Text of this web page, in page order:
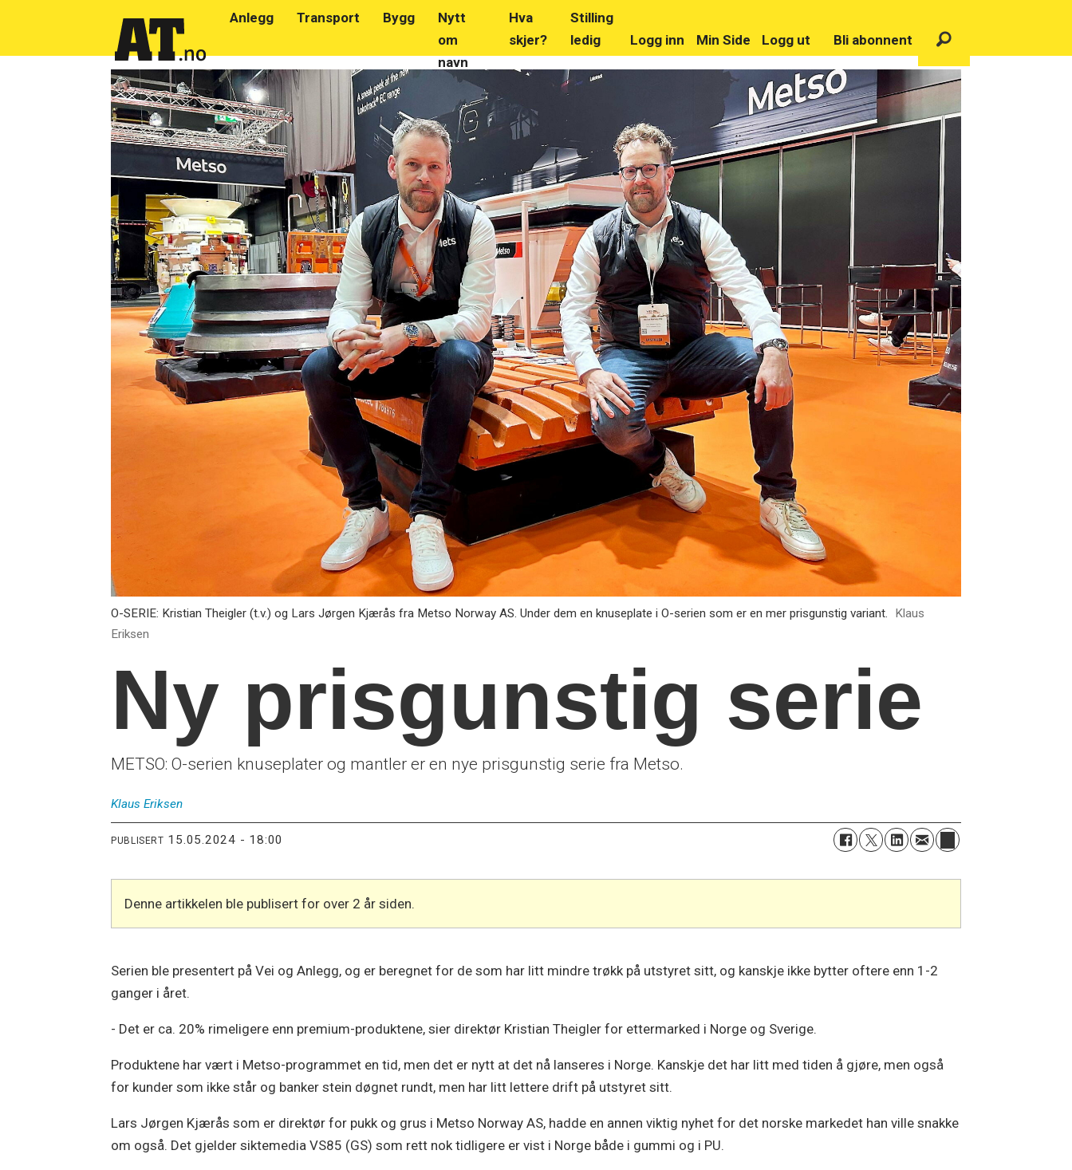
Anlegg Transport Bygg
Nytt
om
navn
Hva
skjer?
Stilling
ledig
Logg inn Min Side Logg ut Bli abonnent
O-SERIE: Kristian Theigler (t.v.) og Lars Jørgen Kjærås fra Metso Norway AS. Under dem en knuseplate i O-serien som er en mer prisgunstig variant.
Klaus
Eriksen
Ny prisgunstig serie
METSO: O-serien knuseplater og mantler er en nye prisgunstig serie fra Metso.
Klaus Eriksen
PUBLISERT 15.05.2024 - 18:00
Denne artikkelen ble publisert for over 2 år siden.
Serien ble presentert på Vei og Anlegg, og er beregnet for de som har litt mindre trøkk på utstyret sitt, og kanskje ikke bytter oftere enn 1-2
ganger i året.
- Det er ca. 20% rimeligere enn premium-produktene, sier direktør Kristian Theigler for ettermarked i Norge og Sverige.
Produktene har vært i Metso-programmet en tid, men det er nytt at det nå lanseres i Norge. Kanskje det har litt med tiden å gjøre, men også
for kunder som ikke står og banker stein døgnet rundt, men har litt lettere drift på utstyret sitt.
Lars Jørgen Kjærås som er direktør for pukk og grus i Metso Norway AS, hadde en annen viktig nyhet for det norske markedet han ville snakke
om også. Det gjelder siktemedia VS85 (GS) som rett nok tidligere er vist i Norge både i gummi og i PU.